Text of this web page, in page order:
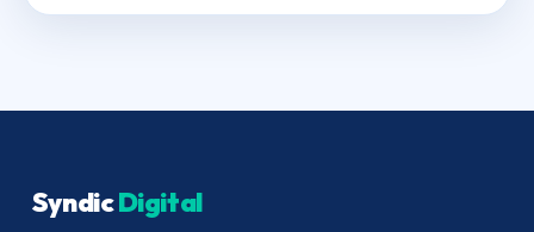
SyndicDigital